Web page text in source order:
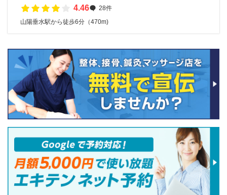
4.46
28件
山陽垂水駅から徒歩6分（470m)